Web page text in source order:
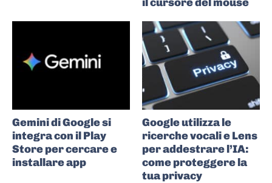
Gemini di Google si
integra con il Play
Store per cercare e
installare app
Google utilizza le
ricerche vocali e Lens
per addestrare l’IA:
come proteggere la
tua privacy